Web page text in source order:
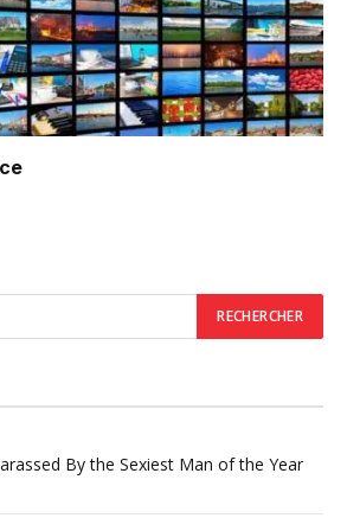
By the Sexiest Man of the Year